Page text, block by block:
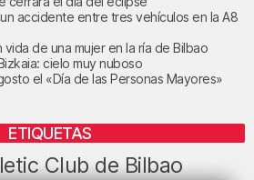
accidente entre tres vehículos en la A8
de una mujer en la ría de Bilbao
cielo muy nuboso
el «Día de las Personas Mayores»
ETIQUETAS
Club de Bilbao